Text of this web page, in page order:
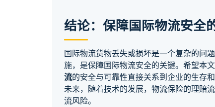
结论：保障国际物流安全
国际物流货物丢失或损坏是一个复杂的问
施，是保障国际物流安全的关键。希望本
流的安全与可靠性直接关系到企业的生存
未来，随着技术的发展，物流保险的理赔
流风险。